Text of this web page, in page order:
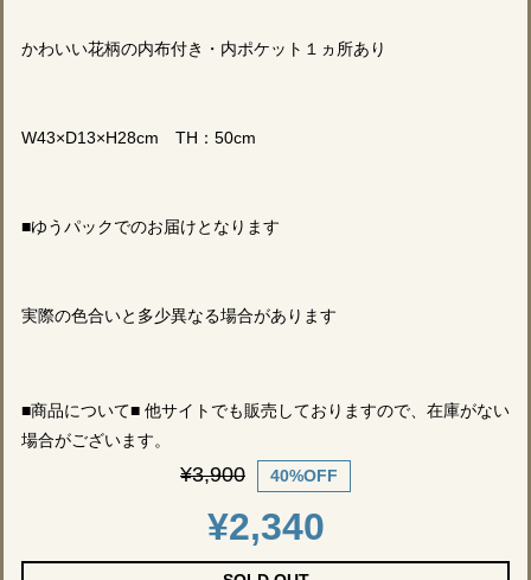
かわいい花柄の内布付き・内ポケット１ヵ所あり
W43×D13×H28cm TH：50cm
■ゆうパックでのお届けとなります
実際の色合いと多少異なる場合があります
■商品について■ 他サイトでも販売しておりますので、在庫がない
場合がございます。
¥3,900 40%OFF
¥2,340